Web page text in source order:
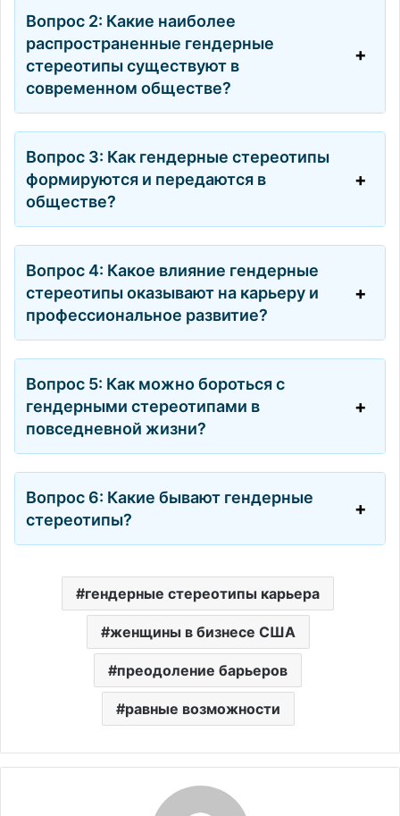
Вопрос 2: Какие наиболее
распространенные гендерные
стереотипы существуют в
современном обществе?
Вопрос 3: Как гендерные стереотипы
формируются и передаются в
обществе?
Вопрос 4: Какое влияние гендерные
стереотипы оказывают на карьеру и
профессиональное развитие?
Вопрос 5: Как можно бороться с
гендерными стереотипами в
повседневной жизни?
Вопрос 6: Какие бывают гендерные
стереотипы?
гендерные стереотипы карьера
женщины в бизнесе США
преодоление барьеров
равные возможности